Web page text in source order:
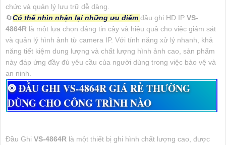
chức và quản lý lưu trữ dễ dàng.
🔄Có thể nhìn nhận lại những ưu điểm đầu ghi HD IP VS-
4864R là một lựa chọn đáng tin cậy và hiệu quả cho việc giám sát
và quản lý hình ảnh từ camera IP. Với tính năng xử lý nhanh, khả
năng tiết kiệm dung lượng và chất lượng hình ảnh cao, sản phẩm
này đáp ứng đầy đủ yêu cầu của người dùng trong việc bảo vệ và
an ninh.
❂ ĐẦU GHIVS-4864RGIÁ RẺ THƯỜNG
DÙNG CHO CÔNG TRÌNH NÀO
Đầu Ghi VS-4864R là một thiết bị ghi hình chất lượng cao, được